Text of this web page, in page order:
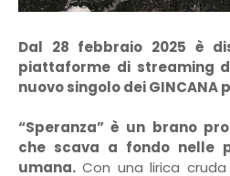
Dal 28 febbraio 2025 è
piattaforme di streaming
nuovo singolo dei GINCANA
“Speranza” è un brano
che scava a fondo nelle
umana. Con una lirica